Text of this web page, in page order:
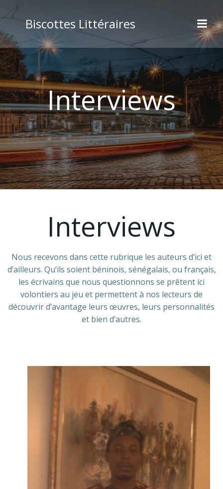
Biscottes Littéraires
Interviews
Interviews
Nous recevons dans cette rubrique les auteurs d’ici et
d’ailleurs. Qu’ils soient béninois, sénégalais, ou français,
les écrivains que nous questionnons se prêtent ici
volontiers au jeu et permettent à nos lecteurs de
découvrir d’avantage leurs œuvres, leurs personnalités
et bien d’autres.